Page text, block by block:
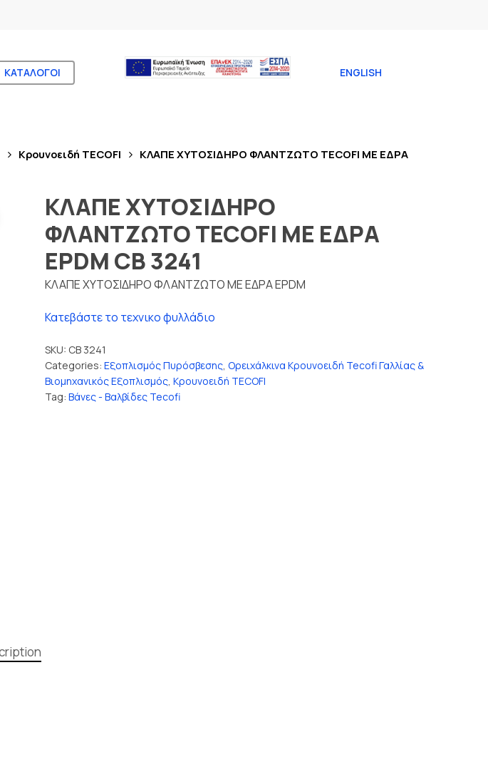
ΚΑΤΆΛΟΓΟΙ ENGLISH
Κρουνοειδή TECOFI
ΚΛΑΠΕ ΧΥΤΟΣΙΔΗΡΟ ΦΛΑΝΤΖΩΤΟ TECOFI ΜΕ ΕΔΡΑ
ΚΛΑΠΕ ΧΥΤΟΣΙΔΗΡΟ
ΦΛΑΝΤΖΩΤΟ TECOFI ΜΕ ΕΔΡΑ
EPDM CB 3241
ΚΛΑΠΕ ΧΥΤΟΣΙΔΗΡΟ ΦΛΑΝΤΖΩΤΟ ΜΕ ΕΔΡΑ EPDM
Κατεβάστε το τεχνικο φυλλάδιο
SKU: CB 3241
Categories: Εξοπλισμός Πυρόσβεσης Ορειχάλκινα Κρουνοειδή Tecofi Γαλλίας &
Βιομηχανικός Εξοπλισμός Κρουνοειδή TECOFI
Tag: Βάνες - Βαλβίδες Tecofi